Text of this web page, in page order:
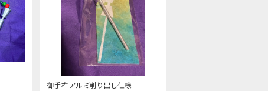
御手杵アルミ削り出し仕様